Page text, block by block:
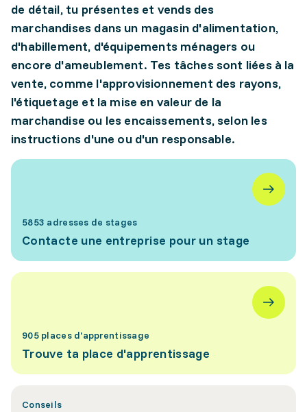
de détail, tu présentes et vends des
marchandises dans un magasin d'alimentation,
d'habillement, d'équipements ménagers ou
encore d'ameublement. Tes tâches sont liées à la
vente, comme l'approvisionnement des rayons,
l'étiquetage et la mise en valeur de la
marchandise ou les encaissements, selon les
instructions d'une ou d'un responsable.
5853 adresses de stages
Contacte une entreprise pour un stage
905 places d'apprentissage
Trouve ta place d'apprentissage
Conseils